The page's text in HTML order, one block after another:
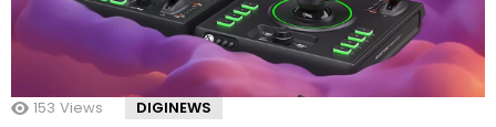
153 Views DIGINEWS